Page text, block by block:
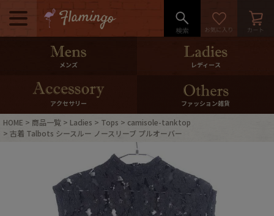
メニュー
500pt＆10％Offクーポンプレゼン
10％0ffクーポンプレゼント
ログイン・会員登録 LINE ID連携
マイページ
ご利用ガイド International Shipping
メンズ レディース
アクセサリー ファッション雑貨
HOME 商品一覧 Ladies Tops
camisole-tanktop
古着 Talbots シースルー ノースリーブ プルオーバー